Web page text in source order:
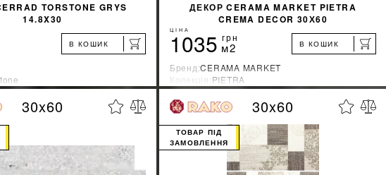
TORSTONE GRYS
14.8X30
В КОШИК
Польша
ДІЗНАТИСЯ ЗНИЖКУ %
КУПИТИ
ДЕКОР CERAMA MARKET PIETRA
CREMA DECOR 30Х60
ЦІНА
1035 грн
м2 В КОШИК
Бренд:CERAMA MARKET
Колекція:PIETRA
Країна-виробник:Индия
ДІЗНАТИСЯ ЗНИЖКУ %
КУПИТИ
30x60 30x60
ТОВАР ПІД
ЗАМОВЛЕННЯ